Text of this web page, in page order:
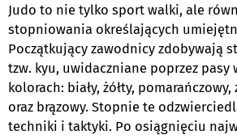
Judo to nie tylko sport walki, ale
stopniowania określających
Początkujący zawodnicy zdobywają
tzw. kyu, uwidaczniane poprzez pasy
kolorach: biały, żółty,
oraz brązowy. Stopnie te
techniki i taktyki. Po osiągnięciu